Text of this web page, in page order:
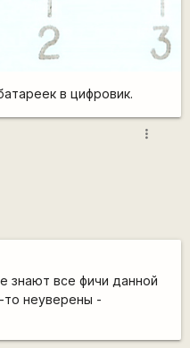
в цифровик.
more_vert
знают все фичи данной
неуверены -